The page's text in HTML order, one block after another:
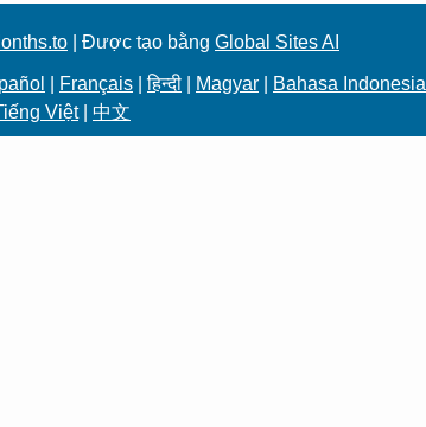
| Được tạo bằng Global Sites AI
Français |हिन्दी Magyar Bahasa Indonesia
Việt| 中文